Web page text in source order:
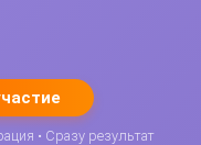
• Сразу результат